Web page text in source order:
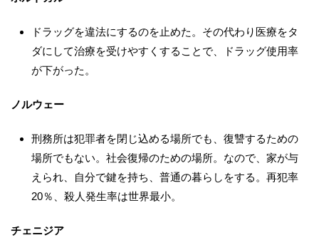
ドラッグを違法にするのを止めた。その代わり医療をタ
ダにして治療を受けやすくすることで、ドラッグ使用率
が下がった。
ノルウェー
刑務所は犯罪者を閉じ込める場所でも、復讐するための
場所でもない。社会復帰のための場所。なので、家が与
えられ、自分で鍵を持ち、普通の暮らしをする。再犯率
20％、殺人発生率は世界最小。
チェニジア